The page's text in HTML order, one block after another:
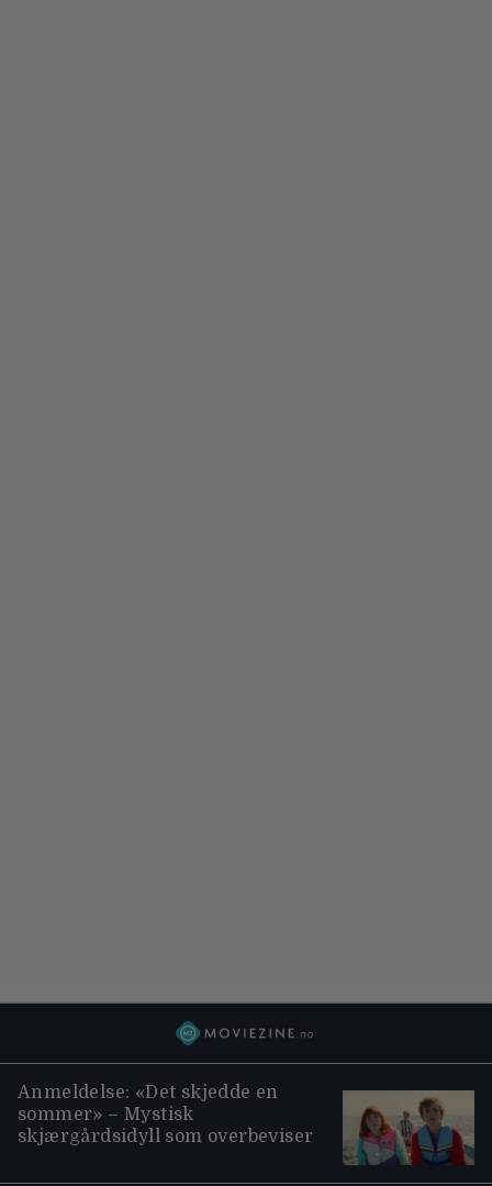
Anmeldelse: «Det skjedde en
sommer» – Mystisk
skjærgårdsidyll som overbeviser